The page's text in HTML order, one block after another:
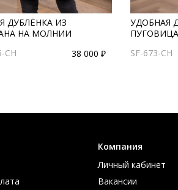
ДУБЛЁНКА ИЗ
НА МОЛНИИ
CH
38 000 ₽
УДОБНАЯ
SF-673-CH
Компания
Личный кабинет
Вакансии